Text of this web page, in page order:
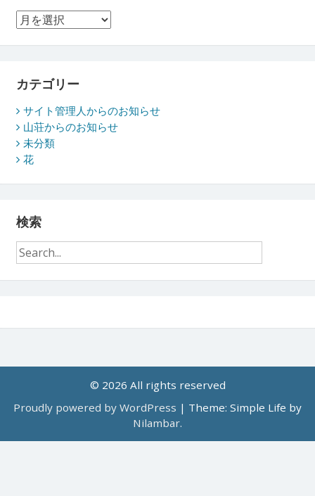
ア
ー
カ
ブ
カテゴリー
サイト管理人からのお知らせ
山荘からのお知らせ
未分類
花
検索
© 2026 All rights reserved
Proudly powered by WordPress | Theme: Simple Life by
Nilambar.